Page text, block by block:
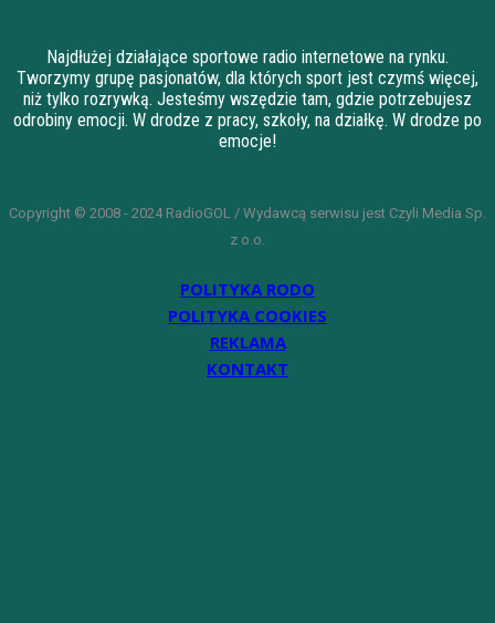
Najdłużej działające sportowe radio internetowe na rynku.
Tworzymy grupę pasjonatów, dla których sport jest czymś więcej,
niż tylko rozrywką. Jesteśmy wszędzie tam, gdzie potrzebujesz
odrobiny emocji. W drodze z pracy, szkoły, na działkę. W drodze po
emocje!
Copyright © 2008 - 2024 RadioGOL / Wydawcą serwisu jest Czyli Media Sp.
z o.o.
POLITYKA RODO
POLITYKA COOKIES
REKLAMA
KONTAKT